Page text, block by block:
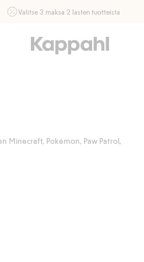
Valitse 3 maksa 2 lasten tuotteista
myymälässä ja verkossa. Ei voi yhdistää muihin
tai tarjouksiin.
Minecraft, Pokémon, Paw Patrol,